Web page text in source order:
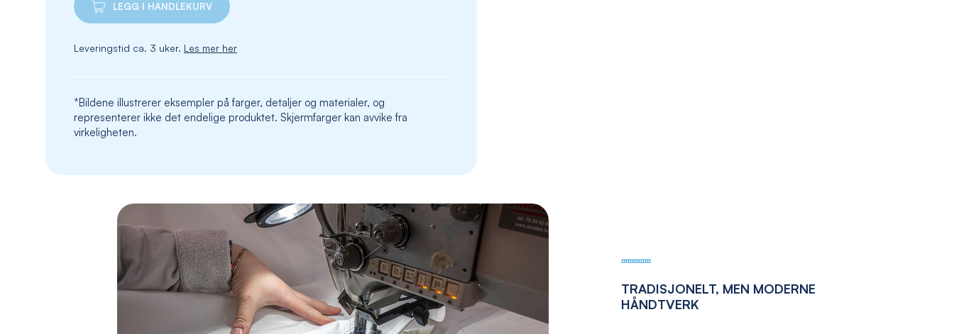
LEGG I HANDLEKURV
Leveringstid ca. 3 uker. Les mer her
*Bildene illustrerer eksempler på farger, detaljer og materialer, og
representerer ikke det endelige produktet. Skjermfarger kan avvike fra
virkeligheten.
TRADISJONELT, MEN MODERNE
HÅNDTVERK